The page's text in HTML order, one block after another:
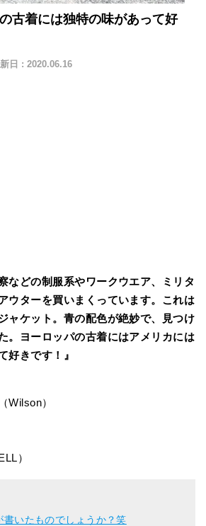
古着には独特の味があって好
日 : 2020.06.16
などの制服系やワークウエア、ミリタ
ウターを買いまくっています。これは
ャケット。青の配色が絶妙で、見つけ
。ヨーロッパの古着にはアメリカには
好きです！』
Wilson）
）
書いたものでしょうか？笑